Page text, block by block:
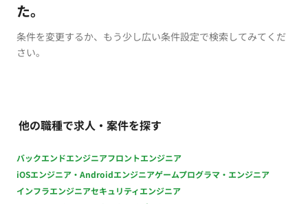
た。
条件を変更するか、もう少し広い条件設定で検索してみてくだ
さい。
他の職種で求人・案件を探す
バックエンドエンジニアフロントエンジニア
iOSエンジニア・Androidエンジニアゲームプログラマ・エンジニア
インフラエンジニアセキュリティエンジニア